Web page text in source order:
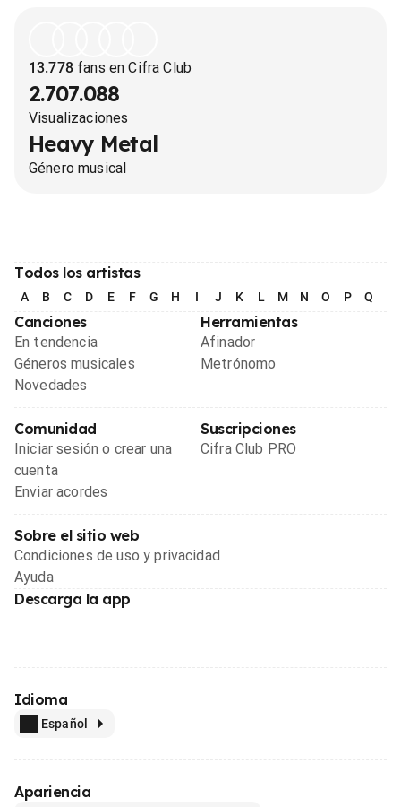
13.778fans en Cifra Club
2.707.088
Visualizaciones
Heavy Metal
Género musical
Todos los artistas
A B C D E F G H I J K L M N O P Q
Canciones
En tendencia
Géneros musicales
Novedades
Herramientas
Afinador
Metrónomo
Comunidad
Iniciar sesión o crear una
cuenta
Enviar acordes
Suscripciones
Cifra Club PRO
Sobre el sitio web
Condiciones de uso y privacidad
Ayuda
Descarga la app
Idioma
Español
Apariencia